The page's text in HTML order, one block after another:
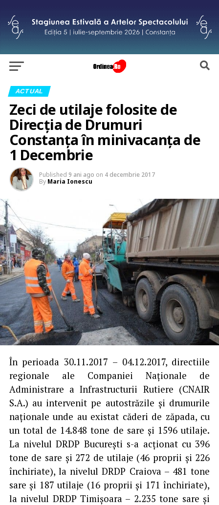
ACTUAL
Zeci de utilaje folosite de
Direcția de Drumuri
Constanța în minivacanța de
1 Decembrie
Published 9 ani ago on 4 decembrie 2017
By Maria Ionescu
În perioada 30.11.2017 – 04.12.2017, directiile
regionale ale Companiei Naţionale de
Administrare a Infrastructurii Rutiere (CNAIR
S.A.) au intervenit pe autostrăzile şi drumurile
naţionale unde au existat căderi de zăpada, cu
un total de 14.848 tone de sare şi 1596 utilaje.
La nivelul DRDP Bucureşti s-a acţionat cu 396
tone de sare şi 272 de utilaje (46 proprii şi 226
închiriate), la nivelul DRDP Craiova – 481 tone
sare şi 187 utilaje (16 proprii şi 171 închiriate),
la nivelul DRDP Timişoara – 2.235 tone sare şi